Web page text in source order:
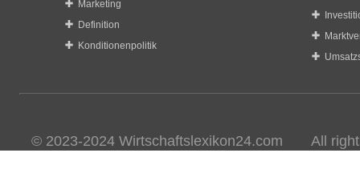
Marketing
Definition
Konditionenpolitik
© 2023-2024 Wirtschaftslexikon24.com All